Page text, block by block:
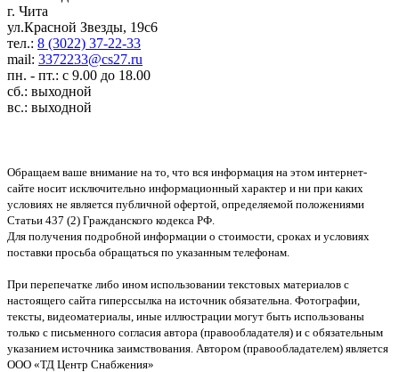
г. Чита
ул.Красной Звезды, 19с6
тел.: 8 (3022) 37-22-33
mail: 3372233@cs27.ru
пн. - пт.: с 9.00 до 18.00
сб.: выходной
вс.: выходной
Обращаем ваше внимание на то, что вся информация на этом интернет-
сайте носит исключительно информационный характер и ни при каких
условиях не является публичной офертой, определяемой положениями
Статьи 437 (2) Гражданского кодекса РФ.
Для получения подробной информации о стоимости, сроках и условиях
поставки просьба обращаться по указанным телефонам.
При перепечатке либо ином использовании текстовых материалов с
настоящего сайта гиперссылка на источник обязательна. Фотографии,
тексты, видеоматериалы, иные иллюстрации могут быть использованы
только с письменного согласия автора (правообладателя) и с обязательным
указанием источника заимствования. Автором (правообладателем) является
ООО «ТД Центр Снабжения»